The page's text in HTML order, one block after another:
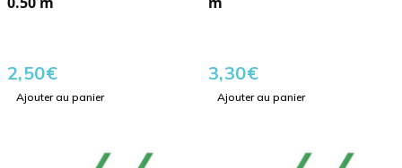
2,50€
Ajouter au panier
3,30€
Ajouter au panier